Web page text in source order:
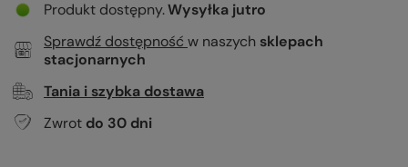
Produkt dostępny Wysyłka jutro
Sprawdź dostępność w naszych sklepach
stacjonarnych
Tania i szybka dostawa
Zwrot do 30 dni